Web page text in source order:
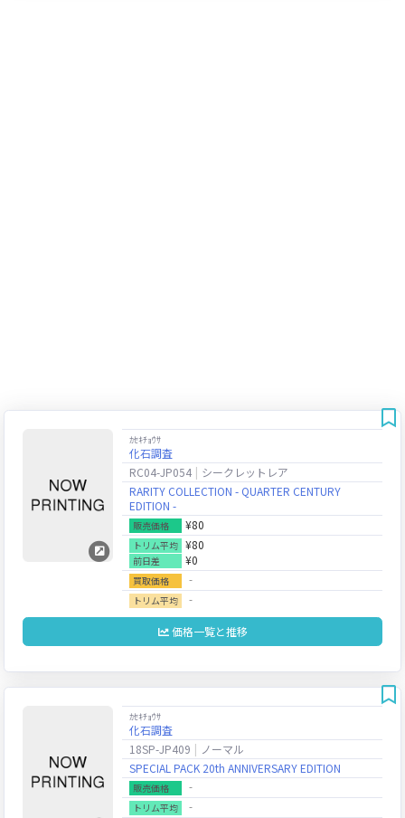
ｶｾｷﾁｮｳｻ
化石調査
RC04-JP054
シークレットレア
RARITY COLLECTION - QUARTER CENTURY
EDITION -
販売価格 ¥80
トリム平均 ¥80
前日差 ¥0
買取価格 ‐
トリム平均 ‐
価格一覧と推移
ｶｾｷﾁｮｳｻ
化石調査
18SP-JP409
ノーマル
SPECIAL PACK 20th ANNIVERSARY EDITION
販売価格 ‐
トリム平均 ‐